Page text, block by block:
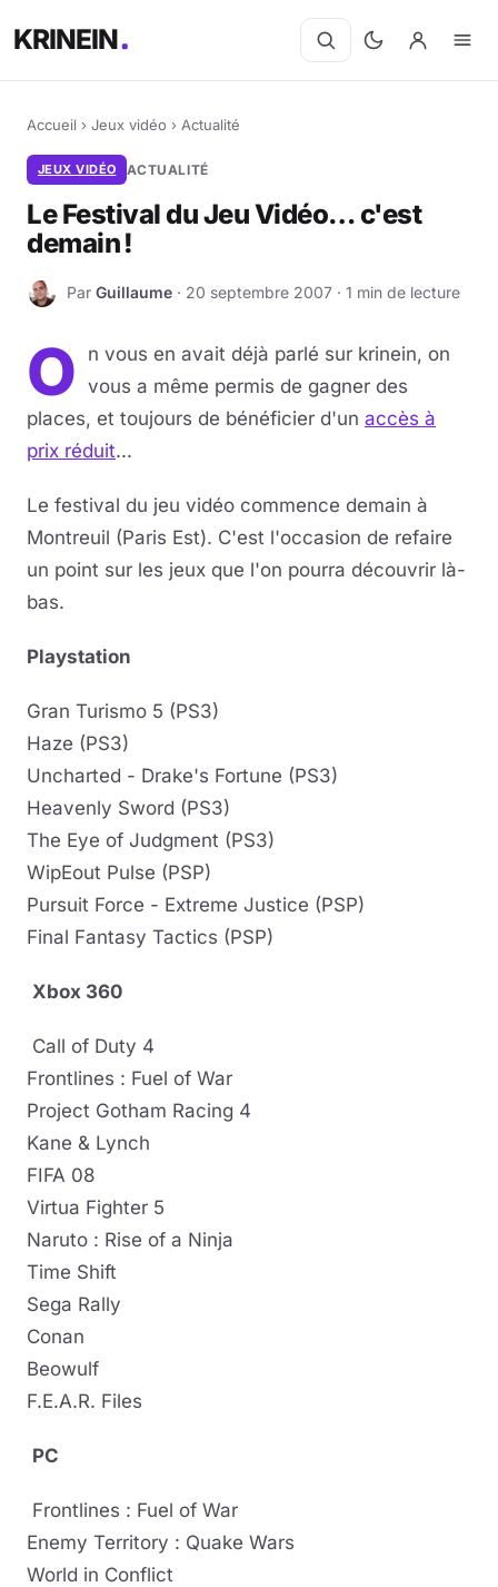
KRINEIN
Accueil › Jeux vidéo › Actualité
JEUX VIDÉO ACTUALITÉ
Le Festival du Jeu Vidéo… c'est
demain !
G Par Guillaume · 20 septembre 2007 · 1 min de lecture
O
n vous en avait déjà parlé sur krinein, on
vous a même permis de gagner des
places, et toujours de bénéficier d'un accès à
prix réduit...
Le festival du jeu vidéo commence demain à
Montreuil (Paris Est). C'est l'occasion de refaire
un point sur les jeux que l'on pourra découvrir là-
bas.
Playstation
Gran Turismo 5 (PS3)
Haze (PS3)
Uncharted - Drake's Fortune (PS3)
Heavenly Sword (PS3)
The Eye of Judgment (PS3)
WipEout Pulse (PSP)
Pursuit Force - Extreme Justice (PSP)
Final Fantasy Tactics (PSP)
Xbox 360
Call of Duty 4
Frontlines : Fuel of War
Project Gotham Racing 4
Kane & Lynch
FIFA 08
Virtua Fighter 5
Naruto : Rise of a Ninja
Time Shift
Sega Rally
Conan
Beowulf
F.E.A.R. Files
PC
Frontlines : Fuel of War
Enemy Territory : Quake Wars
World in Conflict